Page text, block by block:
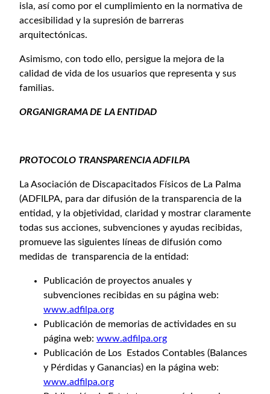
isla, así como por el cumplimiento en la normativa de
accesibilidad y la supresión de barreras
arquitectónicas.
Asimismo, con todo ello, persigue la mejora de la
calidad de vida de los usuarios que representa y sus
familias.
ORGANIGRAMA DE LA ENTIDAD
PROTOCOLO TRANSPARENCIA ADFILPA
La Asociación de Discapacitados Físicos de La Palma
(ADFILPA, para dar difusión de la transparencia de la
entidad, y la objetividad, claridad y mostrar claramente
todas sus acciones, subvenciones y ayudas recibidas,
promueve las siguientes líneas de difusión como
medidas de transparencia de la entidad:
Publicación de proyectos anuales y
subvenciones recibidas en su página web:
www.adfilpa.org
Publicación de memorias de actividades en su
página web: www.adfilpa.org
Publicación de Los Estados Contables (Balances
y Pérdidas y Ganancias) en la página web:
www.adfilpa.org